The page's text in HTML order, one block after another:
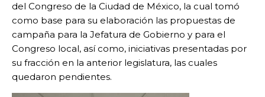
del Congreso de la Ciudad de México, la cual tomó
como base para su elaboración las propuestas de
campaña para la Jefatura de Gobierno y para el
Congreso local, así como, iniciativas presentadas por
su fracción en la anterior legislatura, las cuales
quedaron pendientes.